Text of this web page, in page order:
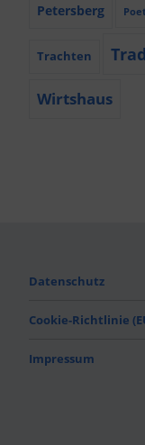
Petersberg
Trachten
Wirtshaus
Datenschutz
Cookie-Richtlinie
Impressum